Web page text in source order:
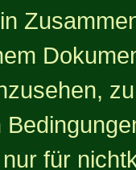
für